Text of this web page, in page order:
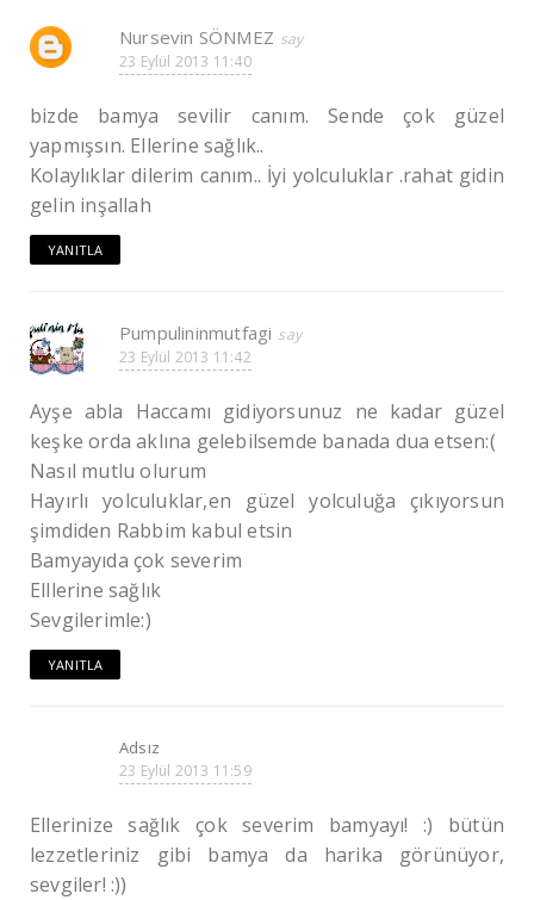
Nursevin SÖNMEZ
23 Eylül 2013 11:40
bizde bamya sevilir canım. Sende çok güzel
yapmışsın. Ellerine sağlık..
Kolaylıklar dilerim canım.. İyi yolculuklar .rahat gidin
gelin inşallah
YANITLA
Pumpulininmutfagi
23 Eylül 2013 11:42
Ayşe abla Haccamı gidiyorsunuz ne kadar güzel
keşke orda aklına gelebilsemde banada dua etsen:(
Nasıl mutlu olurum
Hayırlı yolculuklar,en güzel yolculuğa çıkıyorsun
şimdiden Rabbim kabul etsin
Bamyayıda çok severim
Elllerine sağlık
Sevgilerimle:)
YANITLA
Adsız
23 Eylül 2013 11:59
Ellerinize sağlık çok severim bamyayı! :) bütün
lezzetleriniz gibi bamya da harika görünüyor,
sevgiler! :))